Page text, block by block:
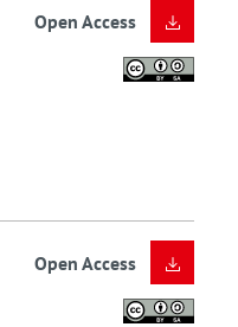
Open Access
Open Access